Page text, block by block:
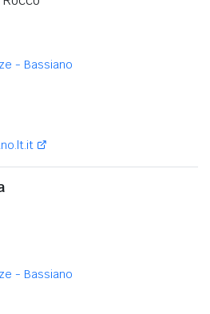
- Bassiano
- Bassiano